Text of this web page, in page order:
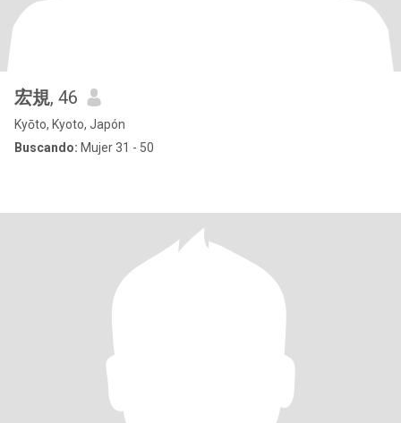
宏規, 46
Kyōto, Kyoto, Japón
Buscando: Mujer 31 - 50